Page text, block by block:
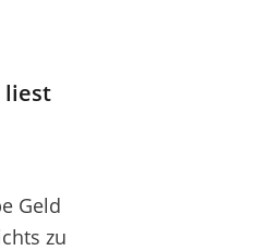
liest
Geld
zu